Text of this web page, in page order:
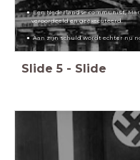
Een Nederlandse communist,
veroordeeld en geëxecuteerd.
Aan zijn schuld wordt echter nu
Slide 5 - Slide